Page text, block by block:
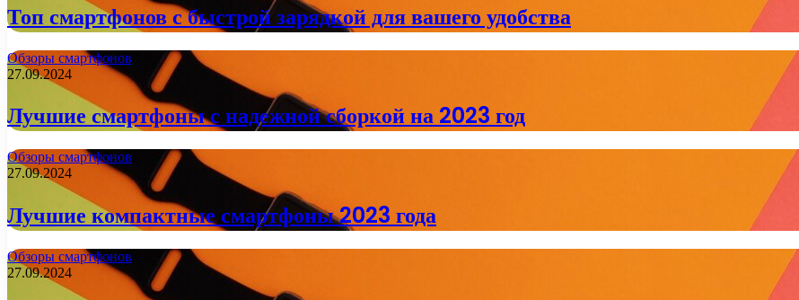
Топ смартфонов с быстрой зарядкой для вашего удобства
Обзоры смартфонов
27.09.2024
Лучшие смартфоны с надежной сборкой на 2023 год
Обзоры смартфонов
27.09.2024
Лучшие компактные смартфоны 2023 года
Обзоры смартфонов
27.09.2024